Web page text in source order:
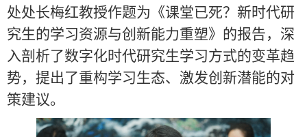
处处长梅红教授作题为《课堂已死？新时代研
究生的学习资源与创新能力重塑》的报告，深
入剖析了数字化时代研究生学习方式的变革趋
势，提出了重构学习生态、激发创新潜能的对
策建议。